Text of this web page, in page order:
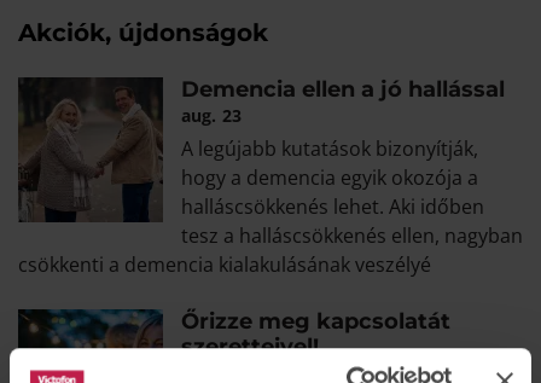
Akciók, újdonságok
Demencia ellen a jó hallással
aug. 23
A legújabb kutatások bizonyítják,
hogy a demencia egyik okozója a
halláscsökkenés lehet. Aki időben
tesz a halláscsökkenés ellen, nagyban
csökkenti a demencia kialakulásának veszélyé
Őrizze meg kapcsolatát
szeretteivel!